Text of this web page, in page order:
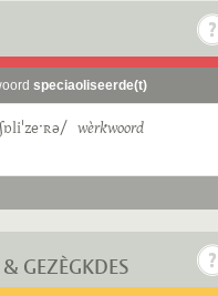
speciaoliseerde(t)
wèrkwoord
GEZÈGKDES